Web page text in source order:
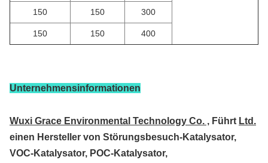
150 150 300
150 150 400
Unternehmensinformationen
Wuxi Grace Environmental Technology Co. , Führt Ltd.
einen Hersteller von Störungsbesuch-Katalysator,
VOC-Katalysator, POC-Katalysator,